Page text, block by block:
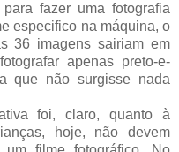
fazer uma fotografia
especifico na máquina, o
36 imagens sairiam em
apenas preto-e-
que não surgisse nada
foi, claro, quanto à
hoje, não devem